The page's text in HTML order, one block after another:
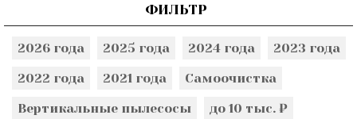
ФИЛЬТР
2026 года 2025 года 2024 года
2023 года
2022 года
2021 года
Самоочистка
Вертикальные пылесосы
до 10 тыс. ₽